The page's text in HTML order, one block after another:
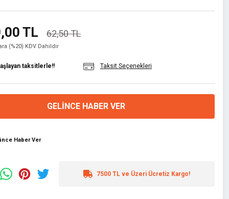
TL 62,50 TL
(%20) KDV Dahildir
taksitlerle!! Taksit Seçenekleri
GELINCE HABER VER
Haber Ver
7500 TL ve Üzeri Ücretiz Kargo!